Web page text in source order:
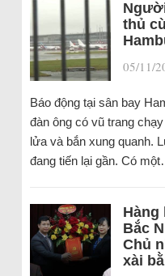
thủ
05/11/
Báo động tại sân bay
đàn ông có vũ trang
lửa và bắn xung quanh.
đang tiến lại gần. Có
Hàng
Bắc
Chủ
xài